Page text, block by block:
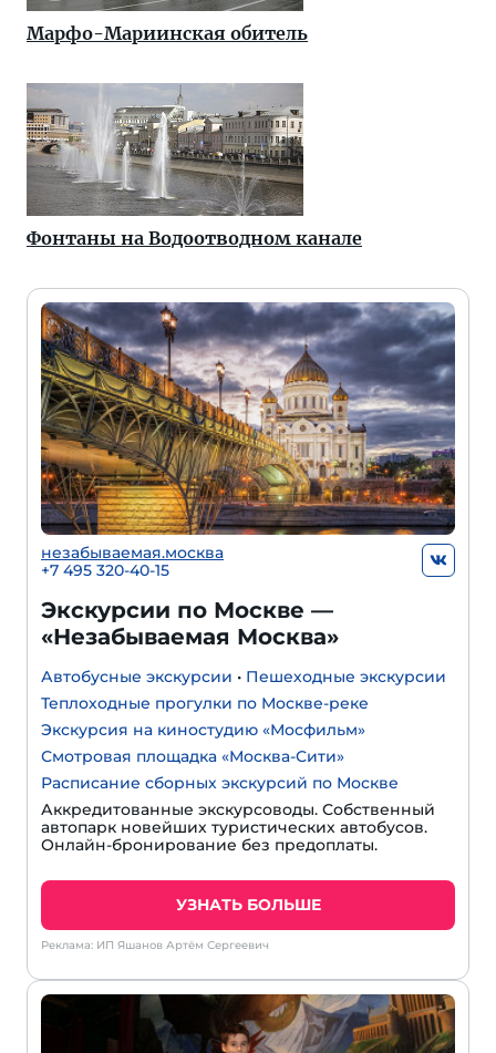
Марфо-Мариинская обитель
Фонтаны на Водоотводном канале
незабываемая.москва
+7 495 320-40-15
Экскурсии по Москве —
«Незабываемая Москва»
Автобусные экскурсии • Пешеходные экскурсии
Теплоходные прогулки по Москве-реке
Экскурсия на киностудию «Мосфильм»
Смотровая площадка «Москва-Сити»
Расписание сборных экскурсий по Москве
Аккредитованные экскурсоводы. Собственный
автопарк новейших туристических автобусов.
Онлайн-бронирование без предоплаты.
УЗНАТЬ БОЛЬШЕ
Реклама: ИП Яшанов Артём Сергеевич